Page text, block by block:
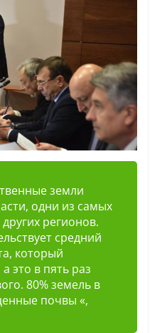
земли
одни из самых
регионов.
средний
который
это в пять раз
80% земель в
почвы «,